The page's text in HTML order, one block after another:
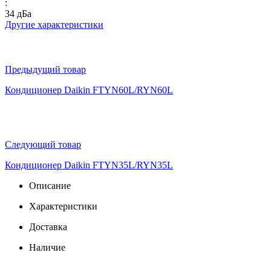
:
34 дБа
Другие характеристики
Предыдущий товар
Кондиционер Daikin FTYN60L/RYN60L
Следующий товар
Кондиционер Daikin FTYN35L/RYN35L
Описание
Характеристики
Доставка
Наличие